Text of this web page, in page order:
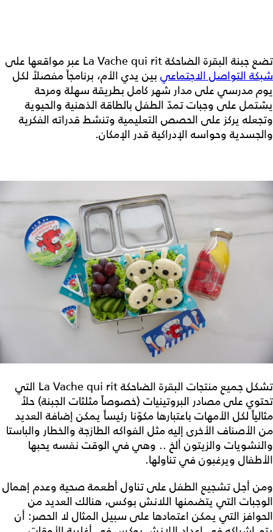
تضع جبنة البقرة الضاحكة La Vache qui rit عبر مواقعها على
شبكة التواصل الاجتماعي بين يدي الأم، برنامجاً مفصلاً لكل
يوم مدرسي على مدار شهر كامل بطريقة سهلة ومرحة
يشتمل على وجبات تمدّ الطفل بالطاقة الذهنية والحيوية
وتجعله يركز على الحصص التعليمية وتنشط قدراته الفكرية
والجسدية وحواسه الإدراكية قدر الإمكان.
تشكل جميع منتجات البقرة الضاحكة La Vache qui rit التي
تحتوي على مصادر البروتينيات (خصوصاً مثلثات الجبنة) حلاً
مثالياً لكل الأمهات باعتبارها مكوّنا رئيساً يمكن إضافة العديد
من الأصناف الأخرى إليه مثل الفواكه الطازجة والخطار والباستا
والنشويات والزيتون ألخ .. وهي في الوقت نفسه يحبها
الأطفال ويرغبون في تناولها.
ومن أجل تشجيع الطفل على تناول أطعمة صحية وعدم إهمال
الوجبات التي يتضمنها اللانش بوكس، هنالك العديد من
الحوافز التي يمكن اعتمادها على سبيل المثال لا الحصر: أن